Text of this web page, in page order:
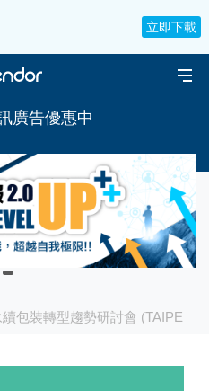
立即下載
廣告優惠中
續包裝轉型趨勢研討會 (TAIPEI